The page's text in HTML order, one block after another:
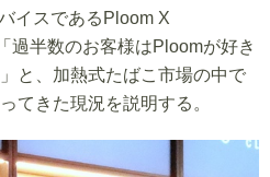
イスであるPloom X
過半数のお客様はPloomが好き
と、加熱式たばこ市場の中で
てきた現況を説明する。